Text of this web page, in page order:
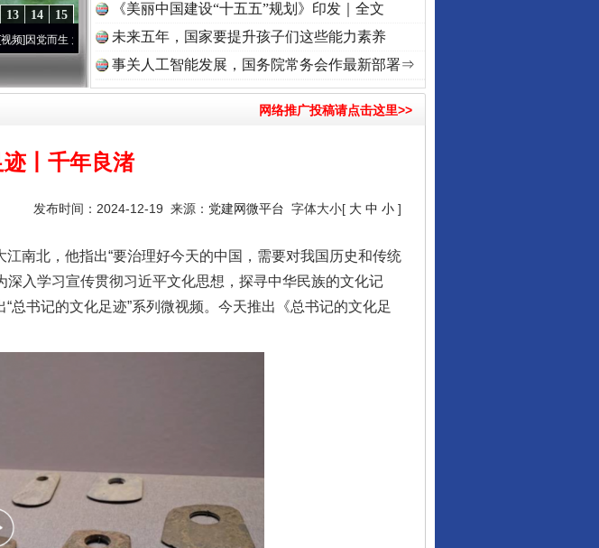
15
14
13
而生 为党而战——百年“纪”事⑧加强纪律..·[视频]牢记初心使命 奋进复兴征程丨“转折之城”激荡..
《美丽中国建设“十五五”规划》印发｜全文
未来五年，国家要提升孩子们这些能力素养
事关人工智能发展，国务院常务会作最新部署⇒
网络推广投稿请点击这里>>
丨千年良渚
发布时间：2024-12-19 来源： 党建网微平台 字体大小[ 大 中 小 ]
北，他指出“要治理好今天的中国，需要对我国历史和传统
入学习宣传贯彻习近平文化思想，探寻中华民族的文化记
总书记的文化足迹”系列微视频。今天推出《总书记的文化足
天”
“神药”背后的真相